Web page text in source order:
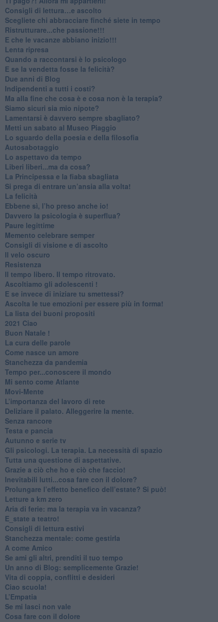
​Consigli di lettura…e ascolto
​Scegliete chi abbracciare finché siete in tempo
​Ristrutturare...che passione!!!
​E che le vacanze abbiano inizio!!!
​Lenta ripresa
​Quando a raccontarsi è lo psicologo
​E se la vendetta fosse la felicità?
​Due anni di Blog
​Indipendenti a tutti i costi?
​Ma alla fine che cosa è e cosa non è la terapia?
​Siamo sicuri sia mio nipote?
​Lamentarsi è davvero sempre sbagliato?
​Metti un sabato al Museo Piaggio
​Lo sguardo della poesia e della filosofia
Autosabotaggio
​Lo aspettavo da tempo
​Liberi liberi...ma da cosa?
​La Principessa e la fiaba sbagliata
Si prega di entrare un’ansia alla volta!
​La felicità
​Ebbene sì, l’ho preso anche io!
​Davvero la psicologia è superflua?
Paure legittime
​Memento celebrare semper
​Consigli di visione e di ascolto
​Il velo oscuro
Resistenza
​Il tempo libero. Il tempo ritrovato.
Ascoltiamo gli adolescenti !
​E se invece di iniziare tu smettessi?
​Ascolta le tue emozioni per essere più in forma!
​La lista dei buoni propositi
2021 Ciao
Buon Natale !
​La cura delle parole
​Come nasce un amore
Stanchezza da pandemia
​Tempo per...conoscere il mondo
​Mi sento come Atlante
​Movi-Mente
​L’importanza del lavoro di rete
​Deliziare il palato. Alleggerire la mente.
​Senza rancore
​Testa e pancia
​Autunno e serie tv
​Gli psicologi. La terapia. La necessità di spazio
​Tutta una questione di aspettative.
​Grazie a ciò che ho e ciò che faccio!
​Inevitabili lutti...cosa fare con il dolore?
Prolungare l’effetto benefico dell’estate? Si può!
​Letture a km zero
​Aria di ferie: ma la terapia va in vacanza?
​E_state a teatro!
​Consigli di lettura estivi
​Stanchezza mentale: come gestirla
​A come Amico
​Se ami gli altri, prenditi il tuo tempo
​Un anno di Blog: semplicemente Grazie!
​Vita di coppia, conflitti e desideri
​Ciao scuola!
​L’Empatia
​Se mi lasci non vale
Cosa fare con il dolore